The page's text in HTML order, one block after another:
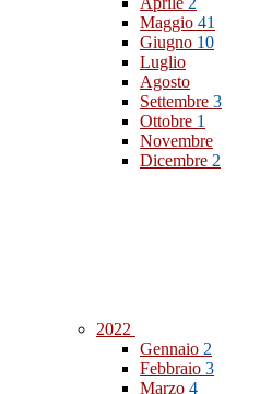
Maggio 41
Giugno 10
Luglio
Agosto
Settembre 3
Ottobre 1
Novembre
Dicembre 2
2022
Gennaio 2
Febbraio 3
Marzo 4